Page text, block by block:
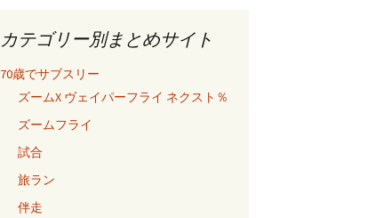
カテゴリー別まとめサイト
70歳でサブスリー
ズームX ヴェイパーフライ ネクスト％
ズームフライ
試合
旅ラン
伴走